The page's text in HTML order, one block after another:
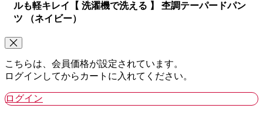
ルも軽キレイ【 洗濯機で洗える 】 杢調テーパードパン
ツ （ネイビー）
こちらは、会員価格が設定されています。
ログインしてからカートに入れてください。
ログイン